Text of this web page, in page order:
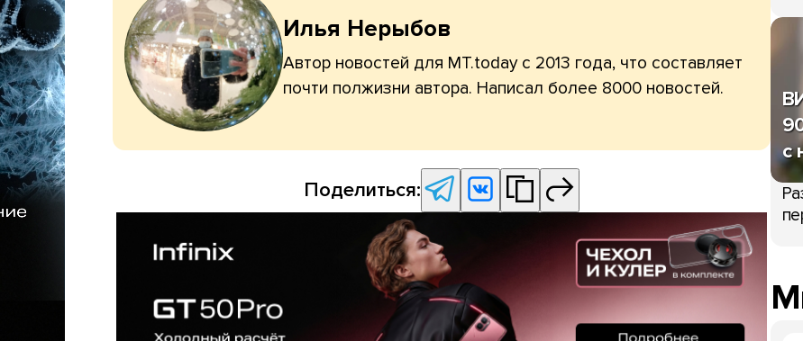
Илья Нерыбов
Автор новостей для MT.today с 2013 года, что составляет
почти полжизни автора. Написал более 8000 новостей.
Поделиться:
с